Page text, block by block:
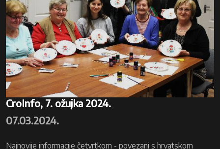
CroInfo, 7. ožujka 2024.
07.03.2024.
Najnovije informacije četvrtkom - povezani s hrvatskom